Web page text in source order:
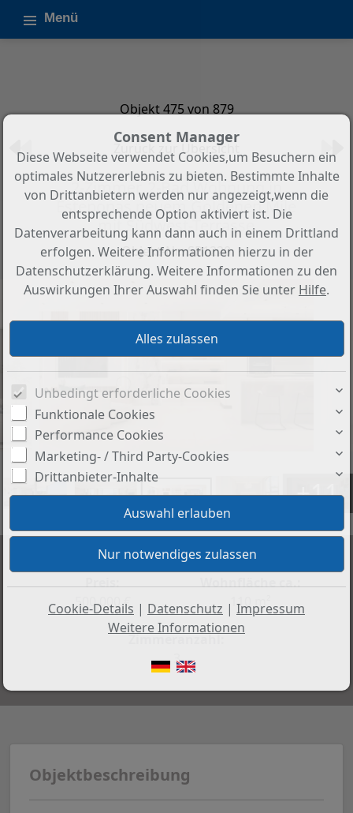
Menü
Objekt 475 von 879
Zurück zur Übersicht
2-Zimmer, 2-Bad Wohnung in
Esteponas neuem Goldenen Mile
mit Südwest-Terrasse
Objekt-Nr.: SP1220
+11
Preis:
500.000 €
Wohnfläche ca.:
110 m²
Zimmeranzahl:
3
Objektbeschreibung
Consent Manager
Diese Webseite verwendet Cookies,um Besuchern ein
optimales Nutzererlebnis zu bieten. Bestimmte Inhalte
von Drittanbietern werden nur angezeigt,wenn die
entsprechende Option aktiviert ist. Die
Datenverarbeitung kann dann auch in einem Drittland
erfolgen. Weitere Informationen hierzu in der
Datenschutzerklärung. Weitere Informationen zu den
Auswirkungen Ihrer Auswahl finden Sie unter Hilfe.
Unbedingt erforderliche Cookies
Funktionale Cookies
Performance Cookies
Marketing- / Third Party-Cookies
Drittanbieter-Inhalte
Cookie-Details | Datenschutz | Impressum
Weitere Informationen